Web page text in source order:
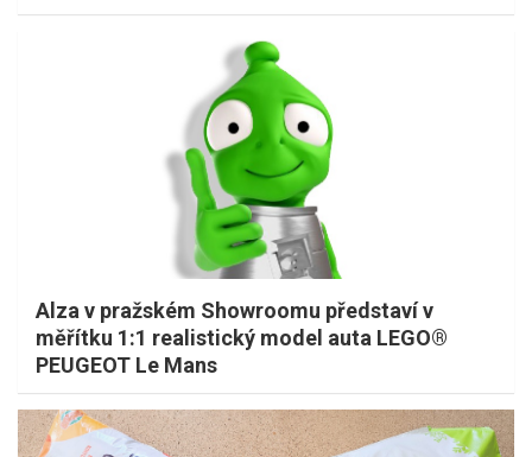
Alza v pražském Showroomu představí v
měřítku 1:1 realistický model auta LEGO®
PEUGEOT Le Mans